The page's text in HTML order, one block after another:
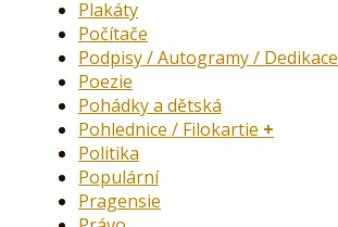
Plakáty
Počítače
Podpisy / Autogramy / Dedikace
Poezie
Pohádky a dětská
Pohlednice / Filokartie
Politika
Populární
Pragensie